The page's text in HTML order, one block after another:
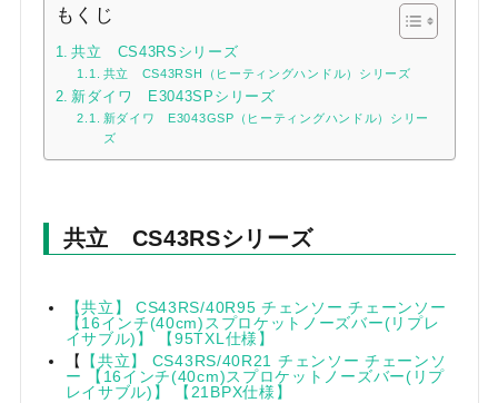
もくじ
共立 CS43RSシリーズ
共立 CS43RSH（ヒーティングハンドル）シリーズ
新ダイワ E3043SPシリーズ
新ダイワ E3043GSP（ヒーティングハンドル）シリー
ズ
共立 CS43RSシリーズ
【共立】 CS43RS/40R95 チェンソー チェーンソー
【16インチ(40cm)スプロケットノーズバー(リプレ
イサブル)】 【95TXL仕様】
【
【共立】 CS43RS/40R21 チェンソー チェーンソ
ー 【16インチ(40cm)スプロケットノーズバー(リプ
レイサブル)】 【21BPX仕様】